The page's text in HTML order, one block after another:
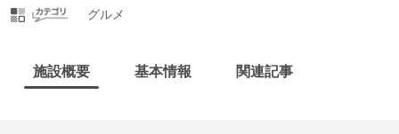
グルメ
施設概要 基本情報 関連記事